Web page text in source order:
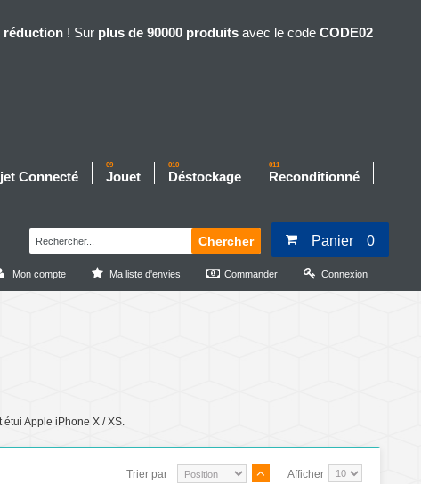
réduction ! Sur plus de 90000 produits avec le code CODE02
Connecté
09
Jouet
010
Déstockage
011
Reconditionné
Panier
0
Chercher
Mon compte Ma liste d'envies Commander Connexion
Apple iPhone X / XS.
Afficher
Trier par